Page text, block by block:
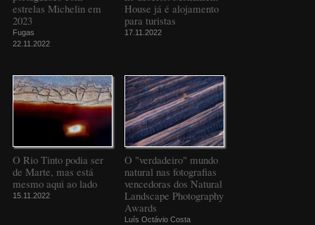
estrelas Michelin em
2023
Fugas
22.11.2022
House já é alojamento
para turistas
17.11.2022
O Rio Tinto podia ser
de Marte, mas está
mesmo aqui ao lado
15.11.2022
O "verdadeiro" mundo
natural nas fotografias
vencedoras dos Natural
Landscape Photography
Awards
Luís Octávio Costa